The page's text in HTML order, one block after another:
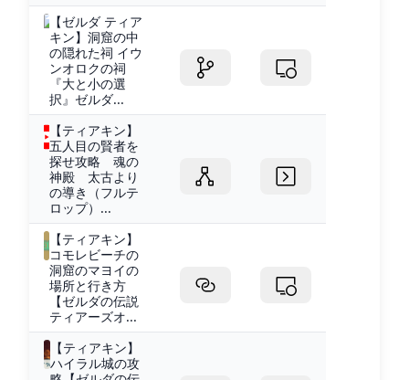
【ゼルダ ティア
キン】洞窟の中
の隠れた祠 イウ
ンオロクの祠
『大と小の選
択』ゼルダ...
【ティアキン】
五人目の賢者を
探せ攻略 魂の
神殿 太古より
の導き（フルテ
ロップ）...
【ティアキン】
コモレビーチの
洞窟のマヨイの
場所と行き方
【ゼルダの伝説
ティアーズオ...
【ティアキン】
ハイラル城の攻